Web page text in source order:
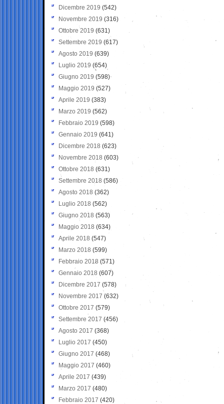
Dicembre 2019 (542)
Novembre 2019 (316)
Ottobre 2019 (631)
Settembre 2019 (617)
Agosto 2019 (639)
Luglio 2019 (654)
Giugno 2019 (598)
Maggio 2019 (527)
Aprile 2019 (383)
Marzo 2019 (562)
Febbraio 2019 (598)
Gennaio 2019 (641)
Dicembre 2018 (623)
Novembre 2018 (603)
Ottobre 2018 (631)
Settembre 2018 (586)
Agosto 2018 (362)
Luglio 2018 (562)
Giugno 2018 (563)
Maggio 2018 (634)
Aprile 2018 (547)
Marzo 2018 (599)
Febbraio 2018 (571)
Gennaio 2018 (607)
Dicembre 2017 (578)
Novembre 2017 (632)
Ottobre 2017 (579)
Settembre 2017 (456)
Agosto 2017 (368)
Luglio 2017 (450)
Giugno 2017 (468)
Maggio 2017 (460)
Aprile 2017 (439)
Marzo 2017 (480)
Febbraio 2017 (420)